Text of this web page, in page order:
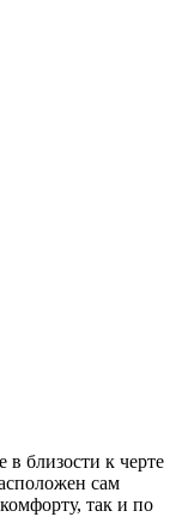
близости к черте
сам
так и по